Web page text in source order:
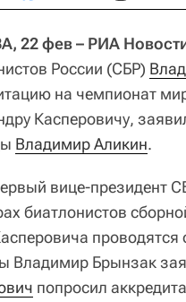
22 фев – РИА
России (СБР)
на чемпионат
Касперовичу,
Владимир Аликин.
вице-президент
биатлонистов
Владимир Брынзак
попросил